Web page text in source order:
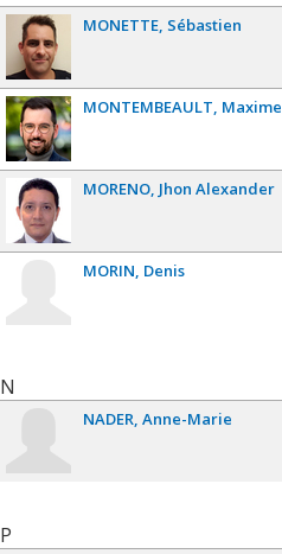
MONETTE Sébastien
MONTEMBEAULT Maxime
MORENO Jhon Alexander
MORIN Denis
N
NADER Anne-Marie
P